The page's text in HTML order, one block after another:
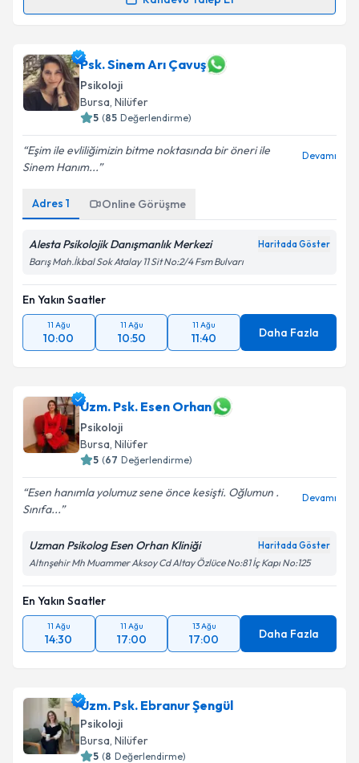
takvim hazırlandığında e-posta ile bilgilendireceğiz.
E-posta Adresiniz
Kişisel verilerimin işlenmesine ilişkin
kapsamda işlenmesini kabul ediyorum.
Takvim Talebini Gönder
Psk. Sinem Arı Çavuş
Psikoloji
Bursa, Nilüfer
5 (85 Değerlendirme)
Eşim ile evliliğimizin bitme noktasında bir öneri ile
Sinem Hanım...
Devamı
Adres 1 Online Görüşme
Alesta Psikolojik Danışmanlık Merkezi Haritada Göster
Barış Mah.İkbal Sok Atalay 11 Sit No:2/4 Fsm Bulvarı
En Yakın Saatler
11 Ağu
10:00
11 Ağu
10:50
11 Ağu
11:40 Daha Fazla
Uzm. Psk. Esen Orhan
Psikoloji
Bursa, Nilüfer
5 (67 Değerlendirme)
Esen hanımla yolumuz sene önce kesişti. Oğlumun .
Sınıfa...
Devamı
Uzman Psikolog Esen Orhan Kliniği Haritada Göster
Altınşehir Mh Muammer Aksoy Cd Altay Özlüce No:81 İç Kapı No:125
En Yakın Saatler
11 Ağu
14:30
11 Ağu
17:00
13 Ağu
17:00 Daha Fazla
Uzm. Psk. Ebranur Şengül
Psikoloji
Bursa, Nilüfer
5 (8 Değerlendirme)